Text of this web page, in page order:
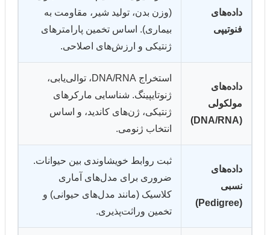
داده‌های
فنوتیپی
(وزن بدن، تولید شیر، مقاومت به
بیماری). اساس تخمین پارامترهای
ژنتیکی و ارزش‌های اصلاحی.
داده‌های
مولکولی
(DNA/RNA)
استخراج DNA/RNA، توالی‌یابی،
ژنوتایپینگ. شناسایی مارکرهای
ژنتیکی، ژن‌های کاندید، و اساس
انتخاب ژنومی.
داده‌های
نسبی
(Pedigree)
ثبت روابط خویشاوندی بین حیوانات.
ضروری برای مدل‌های آماری
کلاسیک (مانند مدل‌های حیوانی) و
تخمین وراثت‌پذیری.